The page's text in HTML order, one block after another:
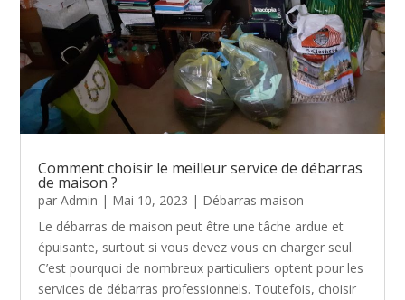
Comment choisir le meilleur service de débarras
de maison ?
parAdmin | Mai 10, 2023 | Débarras maison
Le débarras de maison peut être une tâche ardue et
épuisante, surtout si vous devez vous en charger seul.
C’est pourquoi de nombreux particuliers optent pour les
services de débarras professionnels. Toutefois, choisir